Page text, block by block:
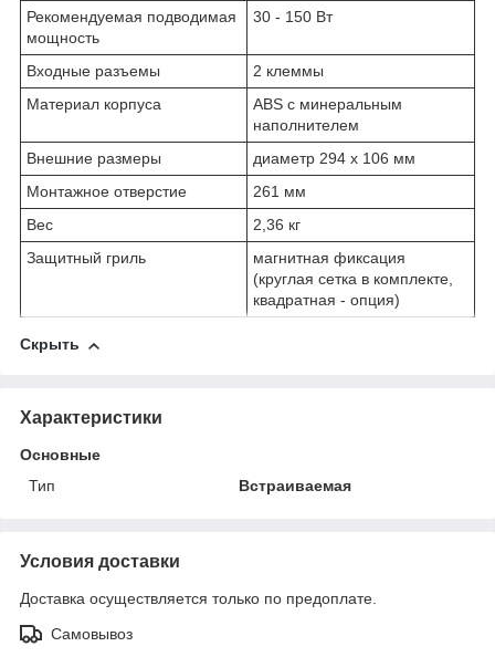
Рекомендуемая подводимая
мощность
30 - 150 Вт
Входные разъемы
2 клеммы
Материал корпуса
ABS с минеральным
наполнителем
Внешние размеры
диаметр 294 x 106 мм
Монтажное отверстие
261 мм
Вес
2,36 кг
Защитный гриль
магнитная фиксация
(круглая сетка в комплекте,
квадратная - опция)
Скрыть
Характеристики
Основные
Тип
Встраиваемая
Условия доставки
Доставка осуществляется только по предоплате.
Самовывоз